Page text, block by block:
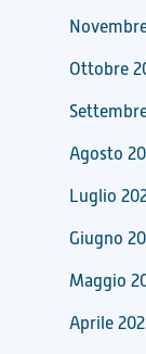
Ottobre
Agosto
Luglio
Giugno
Maggio
Aprile